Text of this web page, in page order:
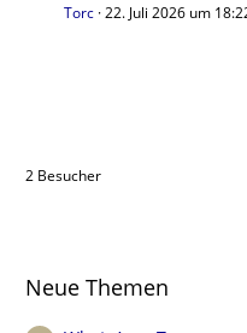
Torc 22. Juli 2026 um
2 Besucher
Neue Themen